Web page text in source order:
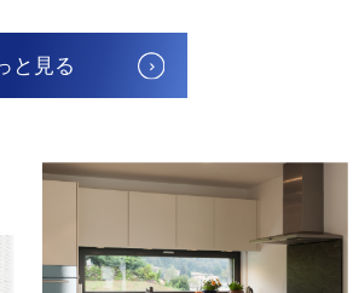
店舗工事レポート Vol.2｜少しず
形になってきました！こんにち
！5月30日にスタートした新店舗
事が進み、お店の形が見えてき
した。まだ完成まではもう少し時
と見る